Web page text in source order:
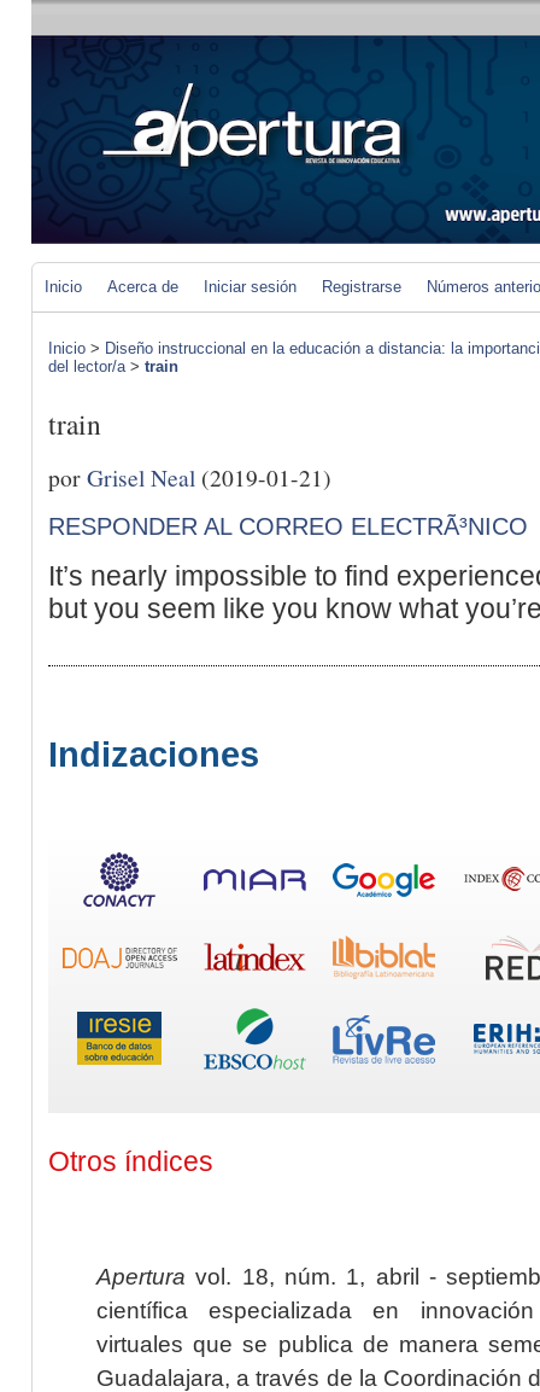
Inicio Acerca de Iniciar sesión Registrarse Números
Inicio > Diseño instruccional en la educación a distancia: la
del lector/a> train
train
porGrisel Neal (2019-01-21)
RESPONDER AL CORREO ELECTRÃ³NICO
It’s nearly impossible to find
but you seem like you know what
Indizaciones
Otros índices
Apertura vol. 18, núm. 1, abril -
científica especializada en
virtuales que se publica de manera
Guadalajara, a través de la Coordinación